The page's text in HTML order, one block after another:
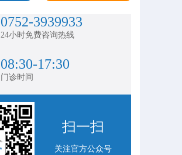
0752-3939933
24小时免费咨询热线
08:30-17:30
门诊时间
扫一扫
关注官方公众号